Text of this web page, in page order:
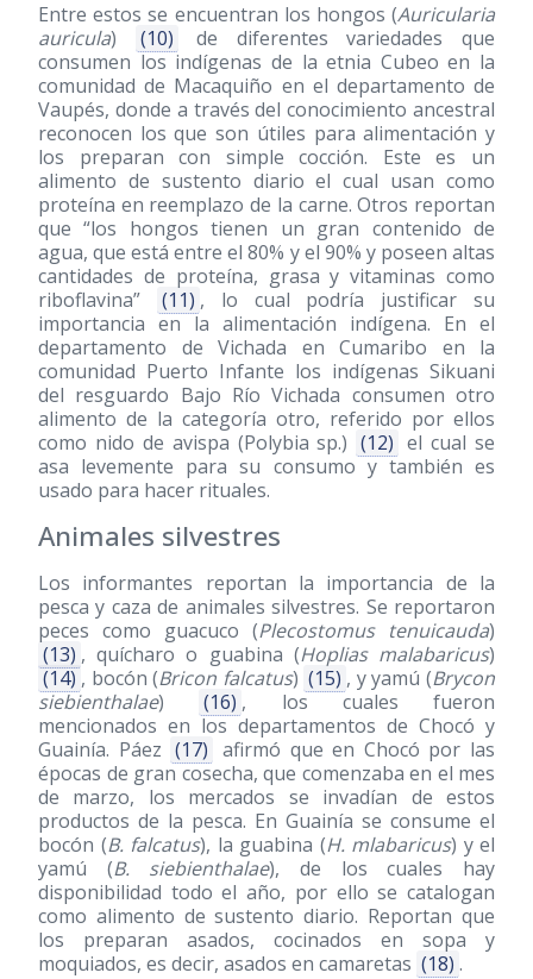
Entre estos se encuentran los hongos (Auricularia
auricula) (10)
de diferentes variedades que
consumen los indígenas de la etnia Cubeo en la
comunidad de Macaquiño en el departamento de
Vaupés, donde a través del conocimiento ancestral
reconocen los que son útiles para alimentación y
los preparan con simple cocción. Este es un
alimento de sustento diario el cual usan como
proteína en reemplazo de la carne. Otros reportan
que “los hongos tienen un gran contenido de
agua, que está entre el 80% y el 90% y poseen altas
cantidades de proteína, grasa y vitaminas como
riboflavina”
(11) , lo cual podría justificar su
importancia en la alimentación indígena. En el
departamento de Vichada en Cumaribo en la
comunidad Puerto Infante los indígenas Sikuani
del resguardo Bajo Río Vichada consumen otro
alimento de la categoría otro, referido por ellos
como nido de avispa (Polybia sp.) (12) el cual se
asa levemente para su consumo y también es
usado para hacer rituales.
Animales silvestres
Los informantes reportan la importancia de la
pesca y caza de animales silvestres. Se reportaron
peces como guacuco (Plecostomus tenuicauda)
(13) , quícharo o guabina (Hoplias malabaricus)
(14) , bocón (Bricon falcatus) (15) , y yamú (Brycon
siebienthalae) (16) , los cuales fueron
mencionados en los departamentos de Chocó y
Guainía. Páez (17) afirmó que en Chocó por las
épocas de gran cosecha, que comenzaba en el mes
de marzo, los mercados se invadían de estos
productos de la pesca. En Guainía se consume el
bocón (B. falcatus), la guabina (H. mlabaricus) y el
yamú (B. siebienthalae), de los cuales hay
disponibilidad todo el año, por ello se catalogan
como alimento de sustento diario. Reportan que
los preparan asados, cocinados en sopa y
moquiados, es decir, asados en camaretas (18) .